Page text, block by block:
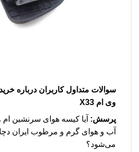
سوالات متداول کاربران درباره
وی ام X33
پرسش:
آب و هوای گرم و مرطوب ایران
می‌شود؟